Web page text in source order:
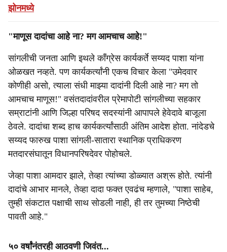
झोनमध्ये
"माणूस दादांचा आहे ना? मग आमचाच आहे!"
सांगलीची जनता आणि इथले काँग्रेस कार्यकर्ते सय्यद पाशा यांना
ओळखत नव्हते. पण कार्यकर्त्यांनी एकच विचार केला "उमेदवार
कोणीही असो, त्याला संधी माझ्या दादांनी दिली आहे ना? मग तो
आमचाच माणूस!" वसंतदादांवरील प्रेमापोटी सांगलीच्या सहकार
सम्राटांनी आणि जिल्हा परिषद सदस्यांनी आपापले हेवेदावे बाजूला
ठेवले. दादांचा शब्द हाच कार्यकर्त्यांसाठी अंतिम आदेश होता. नांदेडचे
सय्यद फारुख पाशा सांगली-सातारा स्थानिक प्राधिकरण
मतदारसंघातून विधानपरिषदेवर पोहोचले.
जेव्हा पाशा आमदार झाले, तेव्हा त्यांच्या डोळ्यात अश्रू होते. त्यांनी
दादांचे आभार मानले, तेव्हा दादा फक्त एवढंच म्हणाले, "पाशा साहेब,
तुम्ही संकटात पक्षाची साथ सोडली नाही, ही तर तुमच्या निष्ठेची
पावती आहे."
५० वर्षांनंतरही आठवणी जिवंत...